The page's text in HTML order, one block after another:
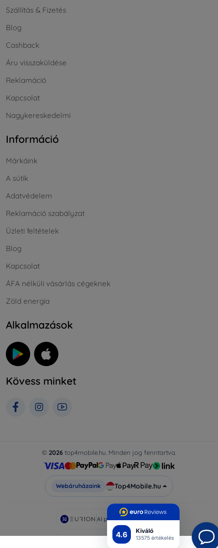
4.6 Kiváló
13575 értékelés
Szállítás & Fizetés
Blog
Cashback
Áru visszaküldése
Reklamáció
Kapcsolat
Nagykereskedelmi
Információ
Márkáink
A sütik
Adatvédelem
Reklamáció szabályzat
Üzleti feltételek
Blog
Kapcsolat
ÁFA nélküli vásárlás cégeknek
Zöld energia
Alkalmazások
Kövess minket
© 2026 top4mobile.hu. Minden jog fenntartva.
Webáruházaink Top4Mobile.hu
AI powered byEurion